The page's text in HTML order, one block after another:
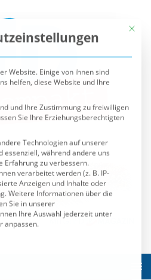
helfen, diese Website und Ihre
und Ihre Zustimmung zu freiwilligen
Sie Ihre Erziehungsberechtigten
Technologien auf unserer
essenziell, während andere uns
Erfahrung zu verbessern.
verarbeitet werden (z. B. IP-
Anzeigen und Inhalte oder
Weitere Informationen über die
Sie in unserer
Ihre Auswahl jederzeit unter
anpassen.